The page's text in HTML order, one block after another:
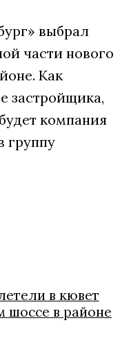
выбрал
части нового
Как
застройщика,
компания
группу
в кювет
шоссе в районе